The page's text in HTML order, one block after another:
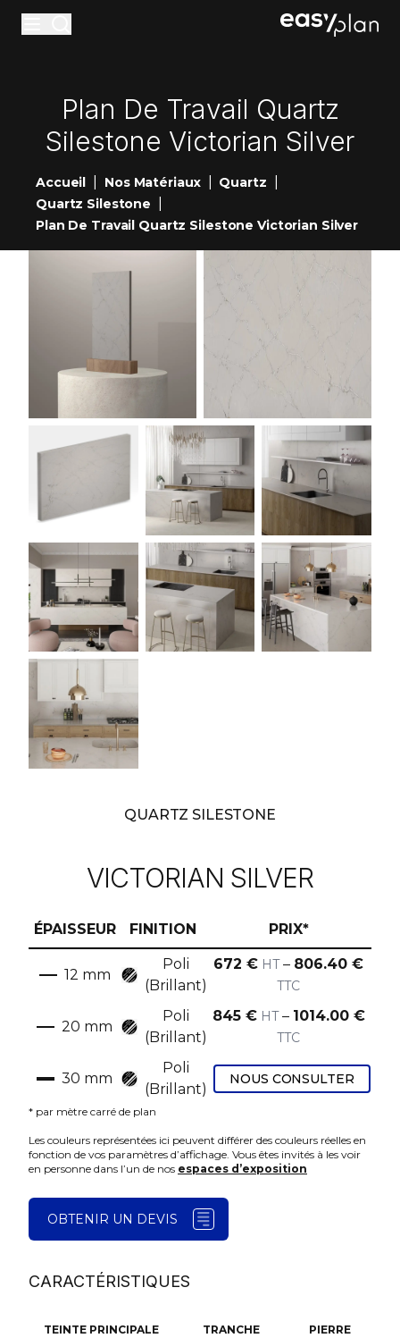
Accessoires
Entretiens
Réalisations
Nouveautés
Showrooms
Plan De Travail Quartz
Silestone Victorian Silver
Accueil Nos Matériaux Quartz
Quartz Silestone
Plan De Travail Quartz Silestone Victorian Silver
QUARTZ SILESTONE
VICTORIAN SILVER
ÉPAISSEUR FINITION PRIX*
12 mm
Poli
(Brillant)
672 € HT – 806.40 €
TTC
20 mm
Poli
(Brillant)
845€ HT – 1014.00€
TTC
30 mm
Poli
(Brillant)
NOUS CONSULTER
* par mètre carré de plan
Les couleurs représentées ici peuvent différer des couleurs réelles en
fonction de vos paramètres d’affichage. Vous êtes invités à les voir
en personne dans l’un de nos espaces d’exposition
OBTENIR UN DEVIS
CARACTÉRISTIQUES
TEINTE PRINCIPALE TRANCHE PIERRE